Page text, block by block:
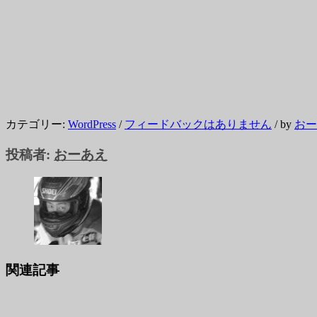
カテゴリー: WordPress / フィードバックはありません /by お
投稿者: おーあえ
関連記事